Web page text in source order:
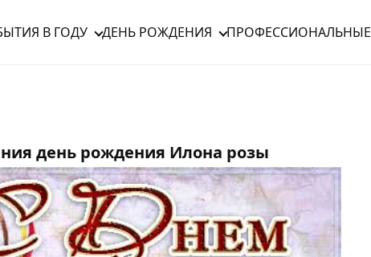
В ГОДУ ДЕНЬ РОЖДЕНИЯ ПРОФЕССИОНАЛЬНЫЕ
день рождения Илона розы